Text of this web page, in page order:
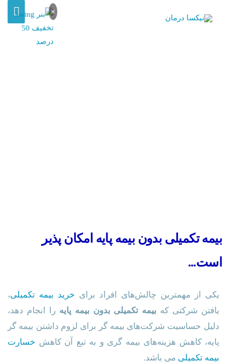
×
بیمه تکمیلی بدون بیمه پایه امکان پذیر
است...
یکی از مهمترین چالش‌های افراد برای خرید بیمه تکمیلی،
یافتن شرکتی که بیمه تکمیلی بدون بیمه پایه را انجام دهد،
دلیل حساسیت شرکت‌های بیمه گر برای لزوم داشتن بیمه گر
پایه، کاهش هزینه‌های بیمه گری و به تبع آن کاهش خسارت
بیمه تکمیلی می باشد.